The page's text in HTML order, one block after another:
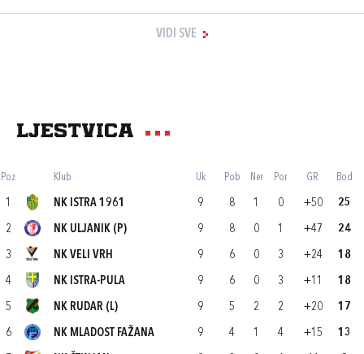
VIDI SVE
Ljestvica
Poz Klub Uk Pob Ner Por GR Bod
1 NK ISTRA 1961 9 8 1 0 +50 25
2 NK ULJANIK (P) 9 8 0 1 +47 24
3 NK VELI VRH 9 6 0 3 +24 18
4 NK ISTRA-PULA 9 6 0 3 +11 18
5 NK RUDAR (L) 9 5 2 2 +20 17
6 NK MLADOST FAŽANA 9 4 1 4 +15 13